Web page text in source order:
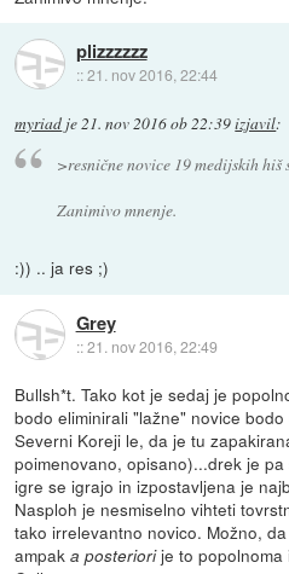
plizzzzzz
::21. nov 2016, 22:44
myriad je21. nov 2016 ob 22:39izjavil:
>resnične novice 19 medijskih hiš
Zanimivo mnenje.
:)) .. ja res ;)
Grey
::21. nov 2016, 22:49
Bullsh*t. Tako kot je sedaj je
bodo eliminirali "lažne" novice
Severni Koreji le, da je tu
poimenovano, opisano)...drek je
igre se igrajo in izpostavljena je
Nasploh je nesmiselno vihteti
tako irrelevantno novico. Možno,
ampaka posteriorije to popolnoma